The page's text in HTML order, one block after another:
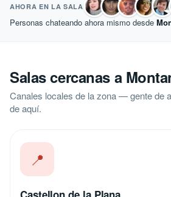
AHORA EN LA SALA
Personas chateando ahora mismo desde
Salas cercanas a
Canales locales de la zona — gente de
de aquí.
📍